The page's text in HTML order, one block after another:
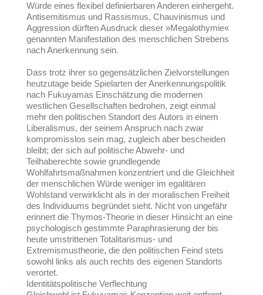
Würde eines flexibel definierbaren Anderen einhergeht.
Antisemitismus und Rassismus, Chauvinismus und
Aggression dürften Ausdruck dieser »Megalothymie«
genannten Manifestation des menschlichen Strebens
nach Anerkennung sein.
Dass trotz ihrer so gegensätzlichen Zielvorstellungen
heutzutage beide Spielarten der Anerkennungspolitik
nach Fukuyamas Einschätzung die modernen
westlichen Gesellschaften bedrohen, zeigt einmal
mehr den politischen Standort des Autors in einem
Liberalismus, der seinem Anspruch nach zwar
kompromisslos sein mag, zugleich aber bescheiden
bleibt; der sich auf politische Abwehr- und
Teilhaberechte sowie grundlegende
Wohlfahrtsmaßnahmen konzentriert und die Gleichheit
der menschlichen Würde weniger im egalitären
Wohlstand verwirklicht als in der moralischen Freiheit
des Individuums begründet sieht. Nicht von ungefähr
erinnert die Thymos-Theorie in dieser Hinsicht an eine
psychologisch gestimmte Paraphrasierung der bis
heute umstrittenen Totalitarismus- und
Extremismustheorie, die den politischen Feind stets
sowohl links als auch rechts des eigenen Standorts
verortet.
Identitätspolitische Verflechtung